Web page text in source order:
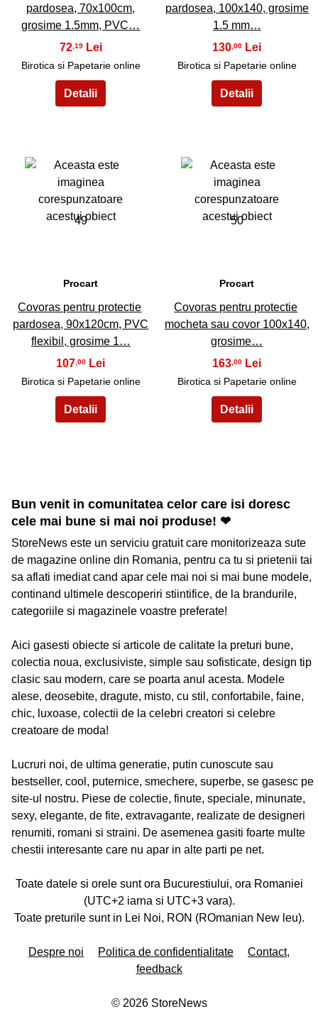
pardosea, 70x100cm,
grosime 1.5mm, PVC…
72 ,19
Birotica si Papetarie online
pardosea, 100x140, grosime
1.5 mm…
130 ,00
Birotica si Papetarie online
49
Procart
Covoras pentru protectie
pardosea, 90x120cm, PVC
flexibil, grosime 1…
107 ,00
Birotica si Papetarie online
50
Procart
Covoras pentru protectie
mocheta sau covor 100x140,
grosime…
163 ,00
Birotica si Papetarie online
Bun venit in comunitatea celor care isi doresc
cele mai bune si mai noi produse! ❤
StoreNews este un serviciu gratuit care monitorizeaza sute
de magazine online din Romania, pentru ca tu si prietenii tai
sa aflati imediat cand apar cele mai noi si mai bune modele,
continand ultimele descoperiri stiintifice, de la brandurile,
categoriile si magazinele voastre preferate!
Aici gasesti obiecte si articole de calitate la preturi bune,
colectia noua, exclusiviste, simple sau sofisticate, design tip
clasic sau modern, care se poarta anul acesta. Modele
alese, deosebite, dragute, misto, cu stil, confortabile, faine,
chic, luxoase, colectii de la celebri creatori si celebre
creatoare de moda!
Lucruri noi, de ultima generatie, putin cunoscute sau
bestseller, cool, puternice, smechere, superbe, se gasesc pe
site-ul nostru. Piese de colectie, finute, speciale, minunate,
sexy, elegante, de fite, extravagante, realizate de designeri
renumiti, romani si straini. De asemenea gasiti foarte multe
chestii interesante care nu apar in alte parti pe net.
Toate datele si orele sunt ora Bucurestiului, ora Romaniei
(UTC+2 iarna si UTC+3 vara).
Toate preturile sunt in Lei Noi, RON (ROmanian New leu).
Despre noi Politica de confidentialitate
Contact,
feedback
© 2026StoreNews